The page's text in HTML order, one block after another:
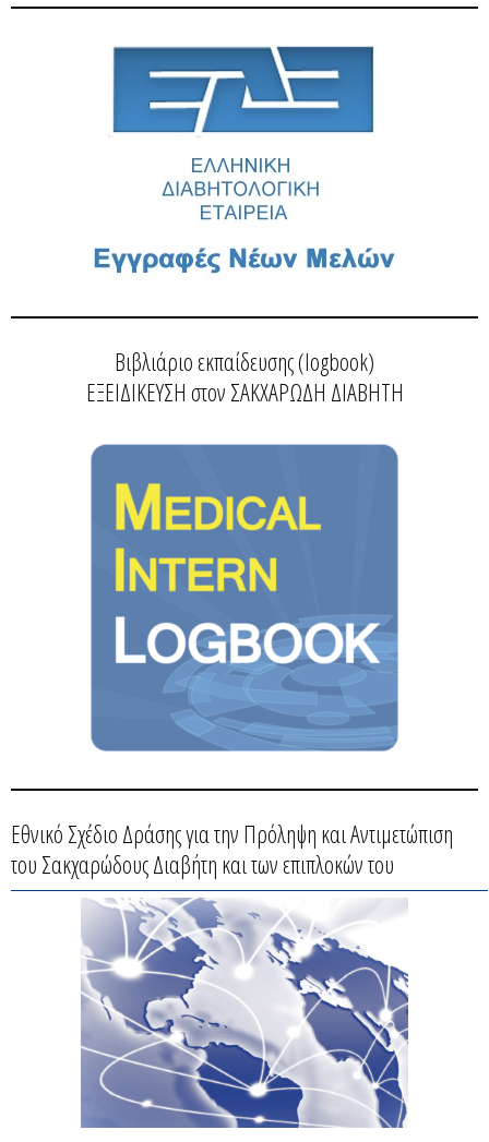
Βιβλιάριο εκπαίδευσης (logbook)
ΕΞΕΙΔΙΚΕΥΣΗ στον ΣΑΚΧΑΡΩΔΗ ΔΙΑΒΗΤΗ
Εθνικό Σχέδιο Δράσης για την Πρόληψη και Αντιμετώπιση
του Σακχαρώδους Διαβήτη και των επιπλοκών του